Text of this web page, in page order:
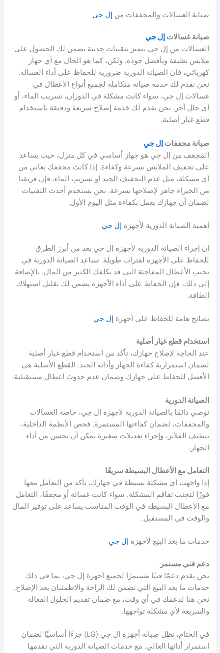
صيانة الغسالات والمجففات من إل جي
صيانة غسالات إل جي
الغسالات من إل جي تتميز بتقنيات حديثة تضمن لك الحصول على
ملابس نظيفة وبأفضل جودة. ولكن، كما هو الحال مع أي جهاز
كهربائي، فإن الصيانة الدورية ضرورية للحفاظ على أداء الغسالة.
نحن نقدم لك خدمة صيانة متكاملة لجميع أنواع الأعطال في
غسالات إل جي، سواء كانت مشكلة في الدوران، تسريب الماء، أو
أي خلل آخر. نحن نقدم لك خدمة إصلاح سريعة ودقيقة باستخدام
قطع غيار أصلية.
صيانة مجففات إل جي
المجفف من إل جي هو جهاز أساسي في كل منزل، حيث يساعد
على تجفيف الملابس بسرعة وكفاءة. إذا كانت مجففك يعاني من
أي مشكلة، مثل عدم التجفيف الجيد أو تسريب الماء، فإن فريقنا
من الخبراء جاهز لإصلاحها بسرعة. نحن نستخدم أحدث التقنيات
لضمان أن جهازك يعمل بكفاءة مثل اليوم الأول.
أهمية الصيانة الدورية لأجهزة إل جي
إن إجراء الصيانة الدورية لأجهزة إل جي يعد من أبرز الطرق
للحفاظ على الأجهزة لفترات طويلة. تساعد الصيانة الدورية في
تجنب الأعطال المفاجئة التي قد تكلفك الكثير من المال. بالإضافة
إلى ذلك، فإن الحفاظ على أداء الأجهزة يضمن لك تقليل استهلاك
الطاقة.
نصائح هامة للحفاظ على أجهزة إل جي
استخدام قطع غيار أصلية
عند الحاجة لإصلاح جهازك، تأكد من استخدام قطع غيار أصلية
لضمان استمرارية كفاءة الجهاز وأدائه الجيد. القطع الأصلية هي
الأفضل للحفاظ على جهازك وضمان عدم حدوث أعطال مستقبلية.
الصيانة الدورية
نوصي دائمًا بالصيانة الدورية لأجهزة إل جي، خاصة الغسالات
والمجففات، لضمان كفاءتها المستمرة. فحص الأنظمة الداخلية،
تنظيف الفلاتر، وإجراء تعديلات صغيرة يمكن أن تحسن من أداء
الجهاز.
التعامل مع الأعطال البسيطة سريعًا
إذا واجهت أي مشكلة بسيطة في جهازك، تأكد من التعامل معها
فورًا لتجنب تفاقم المشكلة. سواء كانت غسالة أو مجففًا، التعامل
مع الأعطال البسيطة في الوقت المناسب يساعد على توفير المال
والوقت في المستقبل.
خدمات ما بعد البيع لأجهزة إل جي
دعم فني مستمر
نحن نقدم دعمًا فنيًا مستمرًا لجميع أجهزة إل جي، بما في ذلك
خدمات ما بعد البيع التي تضمن لك الراحة والاطمئنان بعد الإصلاح.
نحن هنا لدعمك في أي وقت، مع ضمان تقديم الحلول الفعالة
والسريعة لأي مشكلة تواجهها.
في الختام، تظل صيانة أجهزة إل جي (LG) جزءًا أساسيًا لضمان
استمرار أدائها العالي. مع خدمات الصيانة الدورية التي نقدمها